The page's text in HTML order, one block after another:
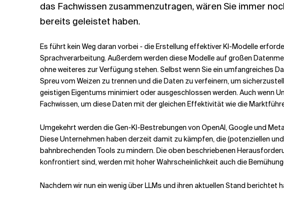
das Fachwissen zusammenzutragen, wären Sie immer
bereits geleistet haben.
Es führt kein Weg daran vorbei - die Erstellung effektiver KI-Modelle
Sprachverarbeitung. Außerdem werden diese Modelle auf großen
ohne weiteres zur Verfügung stehen. Selbst wenn Sie ein umfangreiches
Spreu vom Weizen zu trennen und die Daten zu verfeinern, um
geistigen Eigentums minimiert oder ausgeschlossen werden. Auch wenn
Fachwissen, um diese Daten mit der gleichen Effektivität wie die
Umgekehrt werden die Gen-KI-Bestrebungen von OpenAI, Google und
Diese Unternehmen haben derzeit damit zu kämpfen, die (potenziellen
bahnbrechenden Tools zu mindern. Die oben beschriebenen
konfrontiert sind, werden mit hoher Wahrscheinlichkeit auch die
Nachdem wir nun ein wenig über LLMs und ihren aktuellen Stand